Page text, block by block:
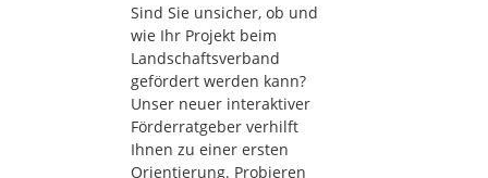
Sind Sie unsicher, ob und
wie Ihr Projekt beim
Landschaftsverband
gefördert werden kann?
Unser neuer interaktiver
Förderratgeber verhilft
Ihnen zu einer ersten
Orientierung. Probieren